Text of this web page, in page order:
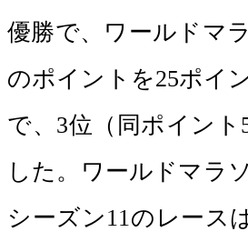
優勝で、ワールドマ
のポイントを25ポイ
で、3位（同ポイント
した。ワールドマラ
シーズン11のレース